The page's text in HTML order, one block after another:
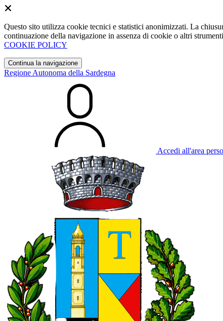
Questo sito utilizza cookie tecnici e statistici anonimizzati. La
continuazione della navigazione in assenza di cookie o altri
COOKIE POLICY
Continua la navigazione
Regione Autonoma della Sardegna
Accedi all'area